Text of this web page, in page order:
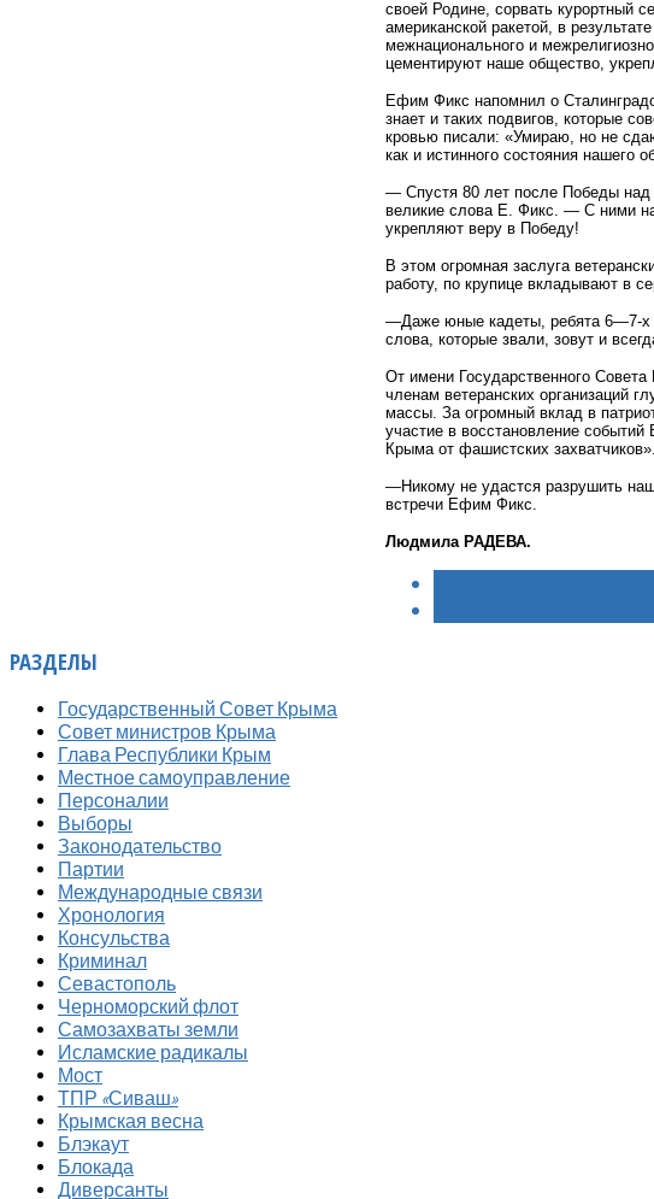
своей Родине, сорвать курортный
американской ракетой, в
межнационального и
цементируют наше общество,
Ефим Фикс напомнил о
знает и таких подвигов, которые
кровью писали: «Умираю, но не
как и истинного состояния нашего
— Спустя 80 лет после Победы
великие слова Е. Фикс. — С ними
укрепляют веру в Победу!
В этом огромная заслуга
работу, по крупице вкладывают в
—Даже юные кадеты, ребята 6—7-х
слова, которые звали, зовут и
От имени Государственного
членам ветеранских организаций
массы. За огромный вклад в
участие в восстановление
Крыма от фашистских захватчиков».
—Никому не удастся разрушить
встречи Ефим Фикс.
Людмила РАДЕВА.
РАЗДЕЛЫ
Государственный Совет Крыма
Совет министров Крыма
Глава Республики Крым
Местное самоуправление
Персоналии
Выборы
Законодательство
Партии
Международные связи
Хронология
Консульства
Криминал
Севастополь
Черноморский флот
Самозахваты земли
Исламские радикалы
Мост
ТПР «Сиваш»
Крымская весна
Блэкаут
Блокада
Диверсанты